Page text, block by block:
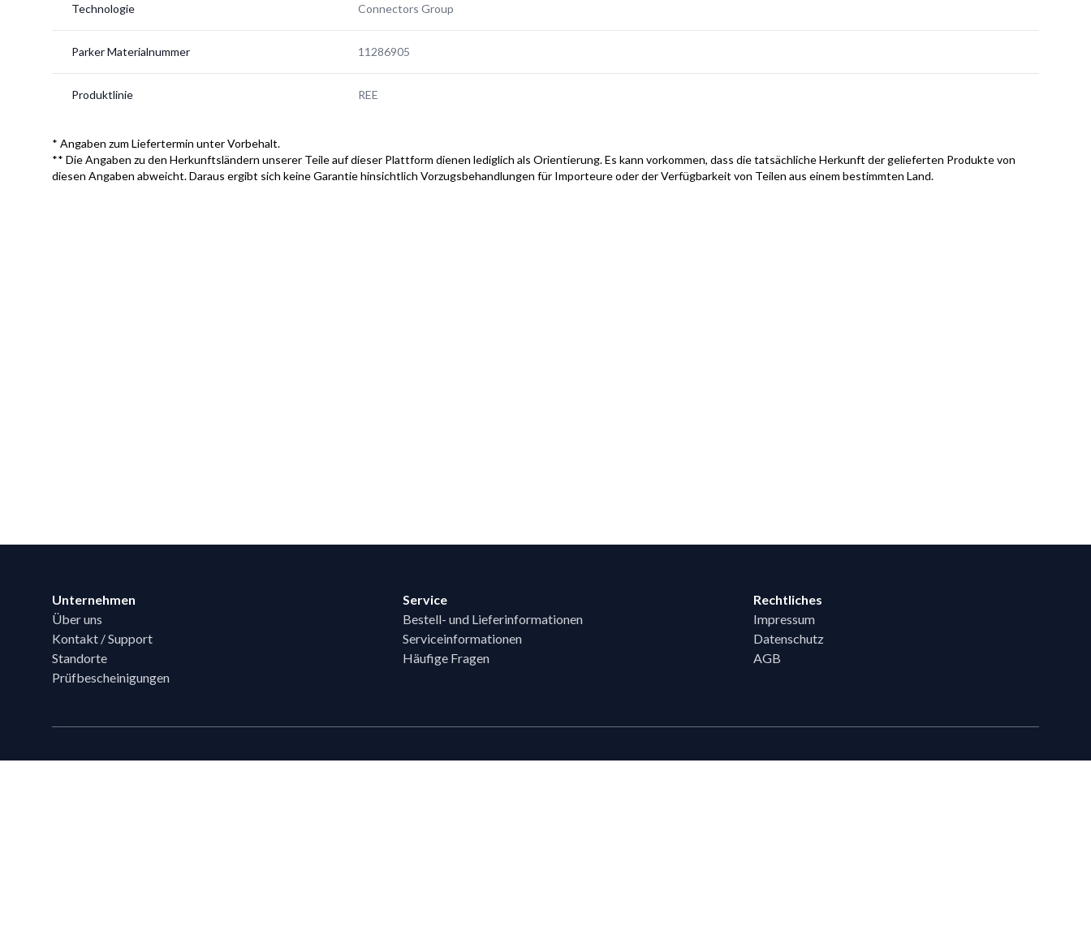
Technologie Connectors Group
Parker Materialnummer 11286905
Produktlinie REE
* Angaben zum Liefertermin unter Vorbehalt.
** Die Angaben zu den Herkunftsländern unserer Teile auf dieser Plattform dienen lediglich als Orientierung. Es kann vorkommen, dass die tatsächliche Herkunft der gelieferten Produkte von
diesen Angaben abweicht. Daraus ergibt sich keine Garantie hinsichtlich Vorzugsbehandlungen für Importeure oder der Verfügbarkeit von Teilen aus einem bestimmten Land.
Unternehmen
Über uns
Kontakt / Support
Standorte
Prüfbescheinigungen
Service
Bestell- und Lieferinformationen
Serviceinformationen
Häufige Fragen
Rechtliches
Impressum
Datenschutz
AGB